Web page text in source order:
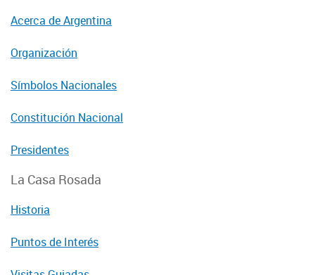
Acerca de Argentina
Organización
Símbolos Nacionales
Constitución Nacional
Presidentes
La Casa Rosada
Historia
Puntos de Interés